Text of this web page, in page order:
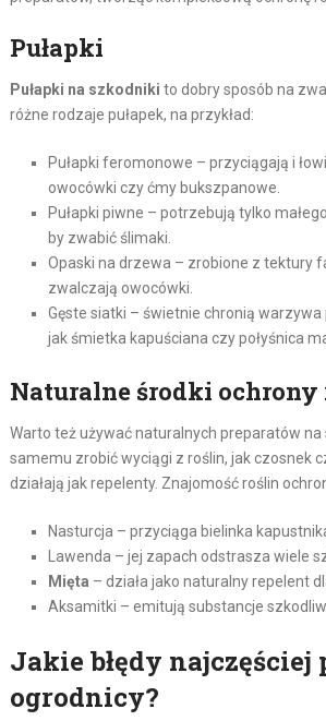
Pułapki
Pułapki na szkodniki to dobry sposób na
różne rodzaje pułapek, na przykład:
Pułapki feromonowe – przyciągają i
owocówki czy ćmy bukszpanowe.
Pułapki piwne – potrzebują tylko
by zwabić ślimaki.
Opaski na drzewa – zrobione z tektury
zwalczają owocówki.
Gęste siatki – świetnie chronią
jak śmietka kapuściana czy połyśnica
Naturalne środki ochrony
Warto też używać naturalnych preparatów na
samemu zrobić wyciągi z roślin, jak czosnek
działają jak repelenty. Znajomość roślin
Nasturcja – przyciąga bielinka
Lawenda – jej zapach odstrasza wiele
Mięta – działa jako naturalny repelent
Aksamitki – emitują substancje
Jakie błędy najczęściej
ogrodnicy?